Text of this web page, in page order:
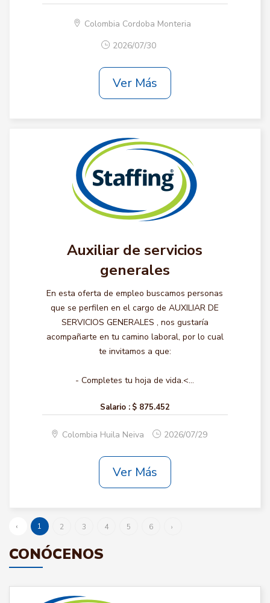
Colombia Cordoba Monteria
2026/07/30
Ver Más
Auxiliar de servicios
generales
En esta oferta de empleo buscamos personas
que se perfilen en el cargo de AUXILIAR DE
SERVICIOS GENERALES , nos gustaría
acompañarte en tu camino laboral, por lo cual
te invitamos a que:
- Completes tu hoja de vida.<...
Salario : $ 875.452
Colombia Huila Neiva 2026/07/29
Ver Más
‹ 1 2 3 4 5 6 ›
CONÓCENOS